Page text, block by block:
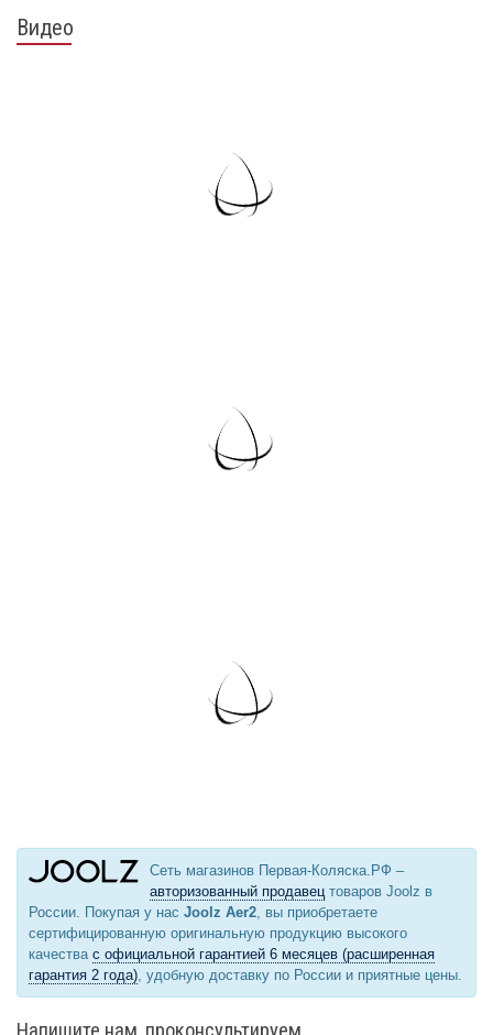
Видео
Сеть магазинов Первая-Коляска.РФ –
авторизованный продавецтоваров Joolz в
России. Покупая у нас Joolz Aer2, вы приобретаете
сертифицированную оригинальную продукцию высокого
качества с официальной гарантией 6 месяцев (расширенная
гарантия 2 года), удобную доставку по России и приятные цены.